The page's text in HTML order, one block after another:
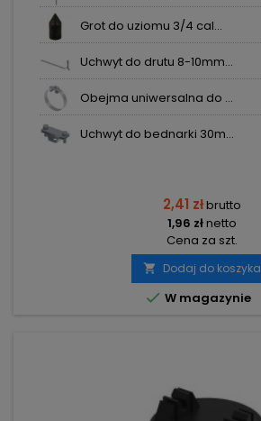
Grot do uziomu 3/4 cal...
Uchwyt do drutu 8-10mm...
Obejma uniwersalna do ...
Uchwyt do bednarki 30m...
2,41 złbrutto
1,96 złnetto
Cena za szt.
 Dodaj do koszyka
 W magazynie